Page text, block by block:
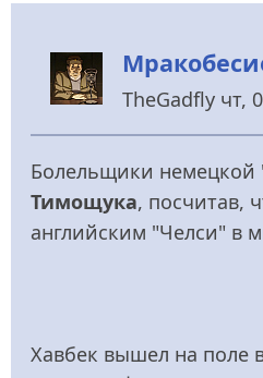
TheGadfly чт,
Болельщики немецкой
Тимощука, посчитав,
английским "Челси" в
Хавбек вышел на поле